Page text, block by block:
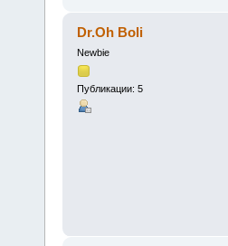
Dr.Oh Boli
Newbie
Публикации: 5